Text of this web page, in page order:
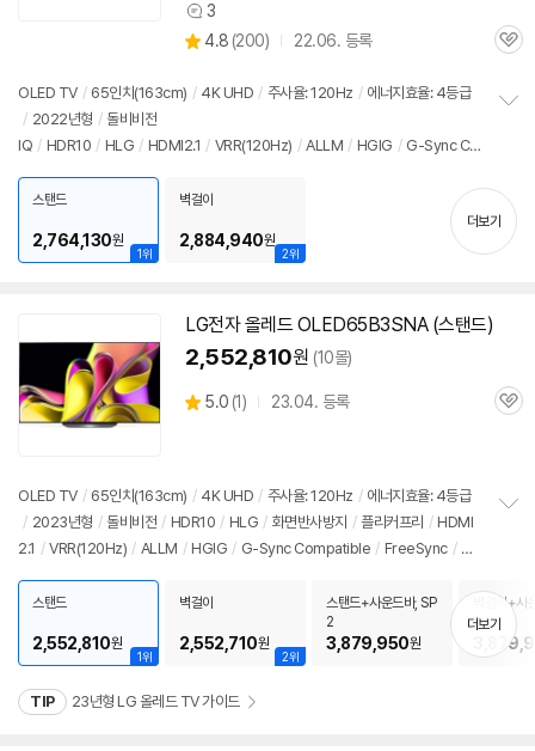
상
품
견
3
별
4.8 (상
리
200) 22.06. 등록
관
OLED TV / 65인치 (163cm) / 4K UHD / 주사율: 120Hz / 에너지효율: 4등급
/ 2022년형 / 돌비비전
IQ / HDR10 / HLG / HDMI2.1 / VRR(120Hz) / ALLM / HGIG / G-Sync Co
기
1위
스탠드
2,764,130원
2위
벽걸이
2,884,940원
더보기
LG전자올레드 OLED65B3SNA (스탠드)
2,552,810원 (10몰)
별
5.0 (상
1) 23.04. 등록
관
OLED TV / 65인치 (163cm) / 4K UHD / 주사율: 120Hz / 에너지효율: 4등급
/ 2023년형 / 돌비비전 / HDR10 / HLG / 화면반사방지 / 플리커프리 / HDMI
2.1 / VRR(120Hz) / ALLM / HGIG / G-Sync Compatible / FreeSync / 게
치
기
1위
스탠드
2,552,810원
2위
벽걸이
2,552,710원
스탠드+사운드바, SP
2
3,879,950원
벽걸이+사
2
더보기
TIP 23년형 LG 올레드 TV 가이드